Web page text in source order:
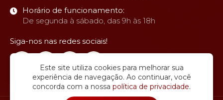
Horário de funcionamento:
De segunda à sábado, das 9h às 18h
Siga-nos nas redes sociais!
Este site utiliza cookies para melhorar sua
experiência de navegação. Ao continuar, você
concorda com a nossa política de privacidade.